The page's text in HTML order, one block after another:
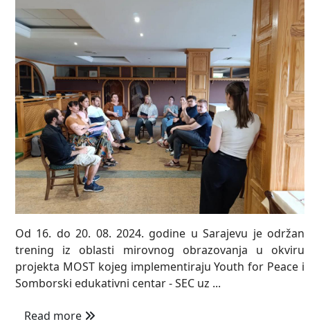
Od 16. do 20. 08. 2024. godine u Sarajevu je održan
trening iz oblasti mirovnog obrazovanja u okviru
projekta MOST kojeg implementiraju Youth for Peace i
Somborski edukativni centar - SEC uz ...
Read more